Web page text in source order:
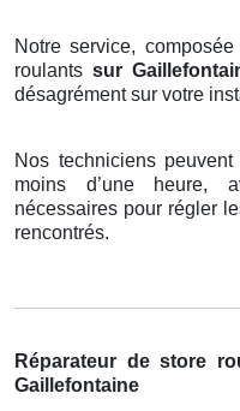
Notre service,
roulants sur
désagrément sur votre
Nos techniciens
moins d’une heure,
nécessaires pour régler
rencontrés.
Réparateur de store
Gaillefontaine